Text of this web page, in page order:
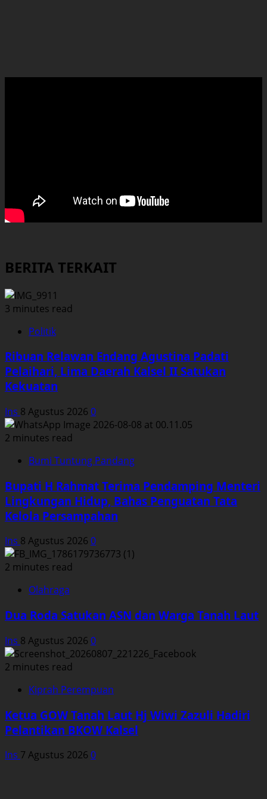
BERITA TERKAIT
3 minutes read
Politik
Ribuan Relawan Endang Agustina Padati
Pelaihari, Lima Daerah Kalsel II Satukan
Kekuatan
Ins 8 Agustus 2026 0
2 minutes read
Bumi Tuntung Pandang
Bupati H Rahmat Terima Pendamping Menteri
Lingkungan Hidup, Bahas Penguatan Tata
Kelola Persampahan
Ins 8 Agustus 2026 0
2 minutes read
Olahraga
Dua Roda Satukan ASN dan Warga Tanah Laut
Ins 8 Agustus 2026 0
2 minutes read
Kiprah Perempuan
Ketua GOW Tanah Laut Hj Wiwi Zazuli Hadiri
Pelantikan BKOW Kalsel
Ins 7 Agustus 2026 0